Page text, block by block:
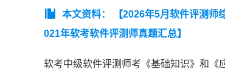
本文资料： 【2026年5月软件评测师
021年软考软件评测师真题汇总】
软考中级软件评测师考《基础知识》和《